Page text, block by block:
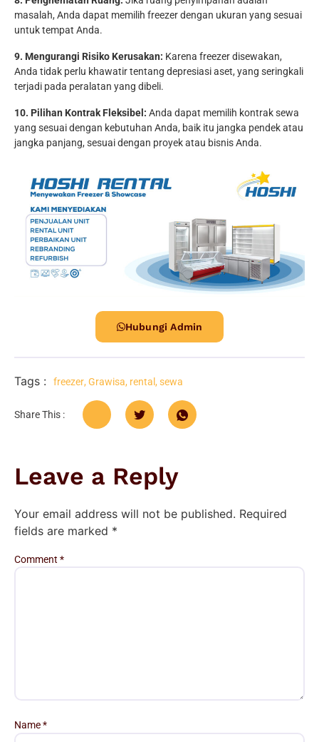
masalah, Anda dapat memilih freezer dengan ukuran yang sesuai
untuk tempat Anda.
9. Mengurangi Risiko Kerusakan: Karena freezer disewakan,
Anda tidak perlu khawatir tentang depresiasi aset, yang seringkali
terjadi pada peralatan yang dibeli.
10. Pilihan Kontrak Fleksibel: Anda dapat memilih kontrak sewa
yang sesuai dengan kebutuhan Anda, baik itu jangka pendek atau
jangka panjang, sesuai dengan proyek atau bisnis Anda.
Hubungi Admin
Tags : freezer, Grawisa, rental , sewa
Share This :
Leave a Reply
Your email address will not be published. Required
fields are marked *
Comment *
Name*